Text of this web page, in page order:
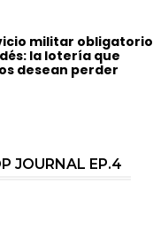
militar obligatorio
la lotería que
desean perder
JOURNAL EP.4